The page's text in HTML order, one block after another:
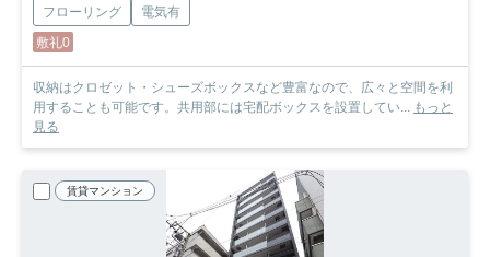
フローリング
電気有
敷礼0
収納はクロゼット・シューズボックスなど豊富なので、広々と空間を利
用することも可能です。共用部には宅配ボックスを設置してい... もっと
見る
賃貸マンション